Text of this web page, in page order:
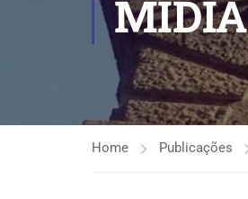
MÍDIA
Home Publicações